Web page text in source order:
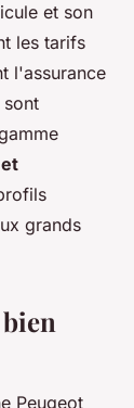
et son
les tarifs
l'assurance
grands
Peugeot